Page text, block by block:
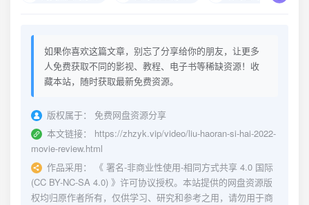
如果你喜欢这篇文章，别忘了分享给你的朋友，让更多
人免费获取不同的影视、教程、电子书等稀缺资源！收
藏本站，随时获取最新免费资源。
版权属于：
免费网盘资源分享
本文链接：
https://zhzyk.vip/video/liu-haoran-si-hai-2022-
movie-review.html
作品采用：
《 署名-非商业性使用-相同方式共享 4.0 国际
(CC BY-NC-SA 4.0) 》许可协议授权。本站提供的网盘资源版
权均归原作者所有，仅供学习、研究和参考之用，请勿用于商